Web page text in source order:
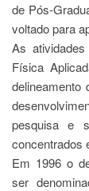
Estágios
Estudantil
Formulários
Diplomas
Disponíveis
Pró-
Aluno
de Pós-
voltado para
As
Física
delineamento
pesquisa e
concentrados
Em 1996 o
ser